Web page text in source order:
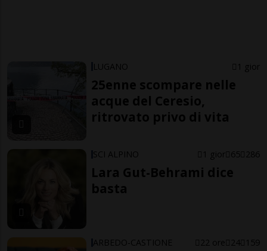
LUGANO 1 gior
25enne scompare nelle
acque del Ceresio,
ritrovato privo di vita
SCI ALPINO 1 gior 65 286
Lara Gut-Behrami dice
basta
ARBEDO-CASTIONE 22 ore 24 159